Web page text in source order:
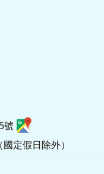
號
定假日除外）